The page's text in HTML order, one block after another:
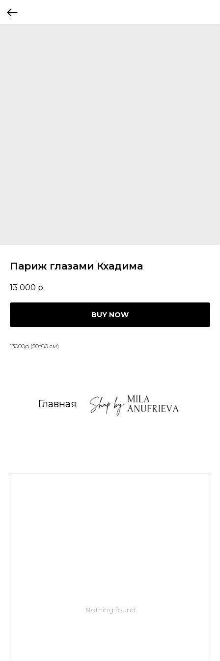
Париж глазами Кхадима
13 000 р.
BUY NOW
13000р (50*60 см)
Главная
Nothing found